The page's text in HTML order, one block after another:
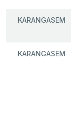
KARANGASEM
KARANGASEM